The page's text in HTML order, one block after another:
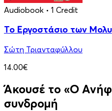
Audiobook • 1 Credit
Το Εργοστάσιο των
Σώτη Τριανταφύλλου
14.00€
Άκουσέ το «Ο
συνδρομή